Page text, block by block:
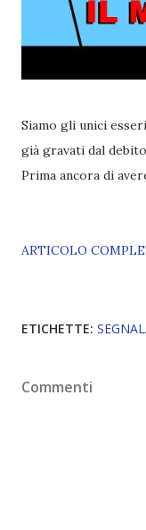
Siamo gli unici
già gravati dal
Prima ancora di
ARTICOLO
ETICHETTE:
Commenti